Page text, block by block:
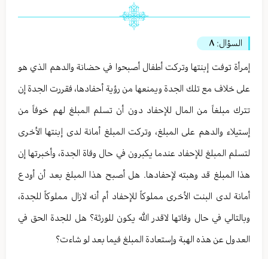
السؤال: ٨
إمرأة توفت إبنتها وتركت أطفال أصبحوا في حضانة والدهم الذي هو
على خلاف مع تلك الجدة ويمنعها من رؤية أحفادها، فقررت الجدة إن
تترك مبلغاً من المال للإحفاد دون أن تسلم المبلغ لهم خوفاً من
إستيلاء والدهم على المبلغ، وتركت المبلغ أمانة لدى إبنتها الأخرى
لتسلم المبلغ للإحفاد عندما يكبرون في حال وفاة الجدة، وأخبرتها إن
هذا المبلغ قد وهبته لإحفادها. هل أصبح هذا المبلغ بعد أن أودع
أمانة لدى البنت الأخرى مملوكاً للإحفاد أم أنه لازال مملوكاً للجدة،
وبالتالي في حال وفاتها لاقدر الله يكون للورثة؟ هل للجدة الحق في
العدول عن هذه الهبة وإستعادة المبلغ فيما بعد لو شاءت؟